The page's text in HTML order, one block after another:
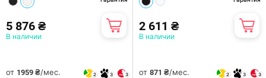
5 876 ₴
В наличии
от 1959 ₴/мес. 2 3 3
2 611 ₴
В наличии
от 871 ₴/мес. 2 3 3